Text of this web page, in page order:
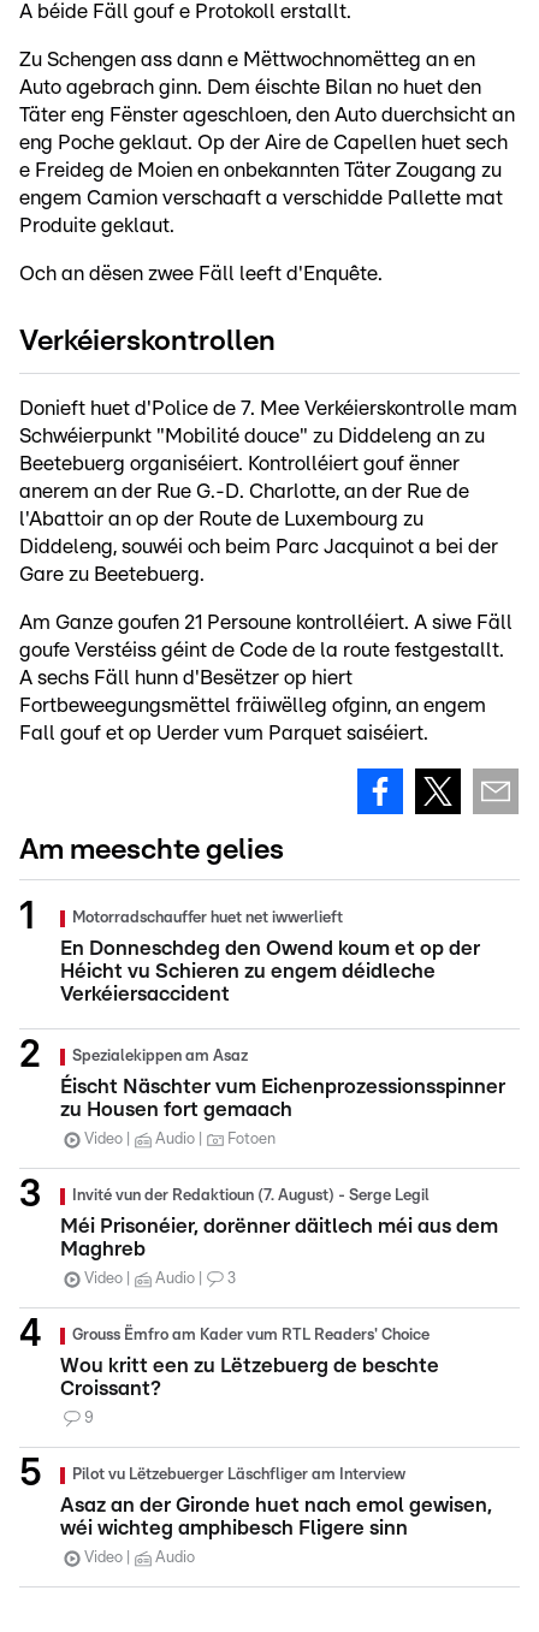
A béide Fäll gouf e Protokoll erstallt.
Zu Schengen ass dann e Mëttwochnomëtteg an en
Auto agebrach ginn. Dem éischte Bilan no huet den
Täter eng Fënster ageschloen, den Auto duerchsicht an
eng Poche geklaut. Op der Aire de Capellen huet sech
e Freideg de Moien en onbekannten Täter Zougang zu
engem Camion verschaaft a verschidde Pallette mat
Produite geklaut.
Och an dësen zwee Fäll leeft d'Enquête.
Verkéierskontrollen
Donieft huet d'Police de 7. Mee Verkéierskontrolle mam
Schwéierpunkt "Mobilité douce" zu Diddeleng an zu
Beetebuerg organiséiert. Kontrolléiert gouf ënner
anerem an der Rue G.-D. Charlotte, an der Rue de
l'Abattoir an op der Route de Luxembourg zu
Diddeleng, souwéi och beim Parc Jacquinot a bei der
Gare zu Beetebuerg.
Am Ganze goufen 21 Persoune kontrolléiert. A siwe Fäll
goufe Verstéiss géint de Code de la route festgestallt.
A sechs Fäll hunn d'Besëtzer op hiert
Fortbeweegungsmëttel fräiwëlleg ofginn, an engem
Fall gouf et op Uerder vum Parquet saiséiert.
Am meeschte gelies
Motorradschauffer huet net iwwerlieft
En Donneschdeg den Owend koum et op der
Héicht vu Schieren zu engem déidleche
Verkéiersaccident
Spezialekippen am Asaz
Éischt Näschter vum Eichenprozessionsspinner
zu Housen fort gemaach
Video Audio Fotoen
Invité vun der Redaktioun (7. August) - Serge Legil
Méi Prisonéier, dorënner däitlech méi aus dem
Maghreb
Video Audio 3
Grouss Ëmfro am Kader vum RTL Readers' Choice
Wou kritt een zu Lëtzebuerg de beschte
Croissant?
9
Pilot vu Lëtzebuerger Läschfliger am Interview
Asaz an der Gironde huet nach emol gewisen,
wéi wichteg amphibesch Fligere sinn
Video Audio